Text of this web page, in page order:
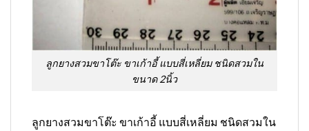
ลูกยางสวมขาโต๊ะ ขาเก้าอี้ แบบสี่เหลี่ยม ชนิดสวมใน
ขนาด 2นิ้ว
ลูกยางสวมขาโต๊ะ ขาเก้าอี้ แบบสี่เหลี่ยม ชนิดสวมใน